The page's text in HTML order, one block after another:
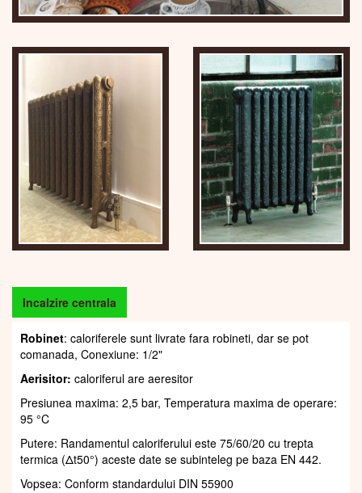
Incalzire centrala
Robinet: caloriferele sunt livrate fara robineti, dar se pot
comanada, Conexiune: 1/2"
Aerisitor: caloriferul are aeresitor
Presiunea maxima: 2,5 bar, Temperatura maxima de operare:
95 °C
Putere: Randamentul caloriferului este 75/60/20 cu trepta
termica (Δt50°) aceste date se subinteleg pe baza EN 442.
Vopsea: Conform standardului DIN 55900